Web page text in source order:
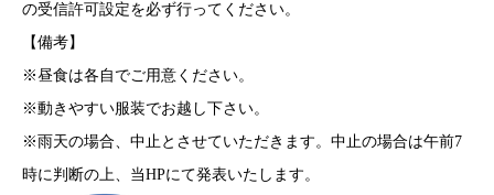
の受信許可設定を必ず行ってください。
【備考】
※昼食は各自でご用意ください。
※動きやすい服装でお越し下さい。
※雨天の場合、中止とさせていただきます。中止の場合は午前7
時に判断の上、当HPにて発表いたします。